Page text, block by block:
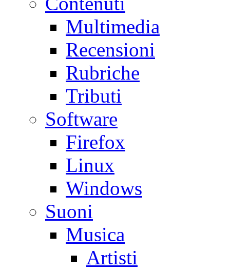
Multimedia
Recensioni
Rubriche
Tributi
Software
Firefox
Linux
Windows
Suoni
Musica
Artisti